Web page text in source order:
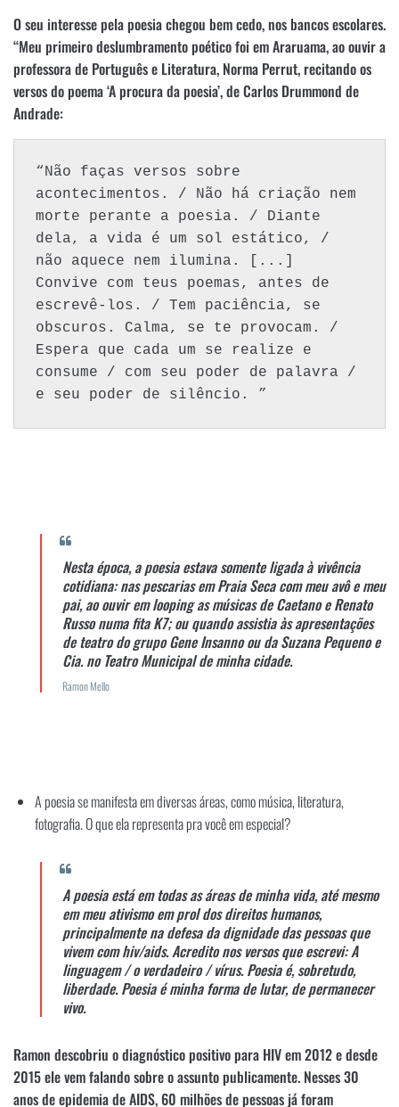
O seu interesse pela poesia chegou bem cedo, nos bancos escolares.
“Meu primeiro deslumbramento poético foi em Araruama, ao ouvir a
professora de Português e Literatura, Norma Perrut, recitando os
versos do poema ‘A procura da poesia’, de Carlos Drummond de
Andrade:
“Não faças versos sobre
acontecimentos. / Não há criação nem
morte perante a poesia. / Diante
dela, a vida é um sol estático, /
não aquece nem ilumina. [...]
Convive com teus poemas, antes de
escrevê-los. / Tem paciência, se
obscuros. Calma, se te provocam. /
Espera que cada um se realize e
consume / com seu poder de palavra /
e seu poder de silêncio. ”
Nesta época, a poesia estava somente ligada à vivência
cotidiana: nas pescarias em Praia Seca com meu avô e meu
pai, ao ouvir em looping as músicas de Caetano e Renato
Russo numa fita K7; ou quando assistia às apresentações
de teatro do grupo Gene Insanno ou da Suzana Pequeno e
Cia. no Teatro Municipal de minha cidade.
Ramon Mello
A poesia se manifesta em diversas áreas, como música, literatura,
fotografia. O que ela representa pra você em especial?
A poesia está em todas as áreas de minha vida, até mesmo
em meu ativismo em prol dos direitos humanos,
principalmente na defesa da dignidade das pessoas que
vivem com hiv/aids. Acredito nos versos que escrevi: A
linguagem / o verdadeiro / vírus. Poesia é, sobretudo,
liberdade. Poesia é minha forma de lutar, de permanecer
vivo.
Ramon descobriu o diagnóstico positivo para HIV em 2012 e desde
2015 ele vem falando sobre o assunto publicamente. Nesses 30
anos de epidemia de AIDS, 60 milhões de pessoas já foram